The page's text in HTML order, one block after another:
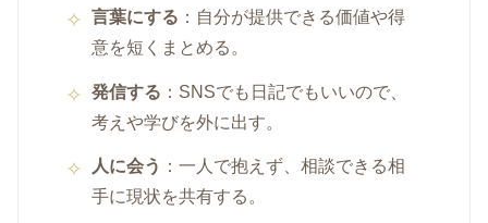
言葉にする ：自分が提供できる価値や得
意を短くまとめる。
発信する ：SNSでも日記でもいいので、
考えや学びを外に出す。
人に会う ：一人で抱えず、相談できる相
手に現状を共有する。